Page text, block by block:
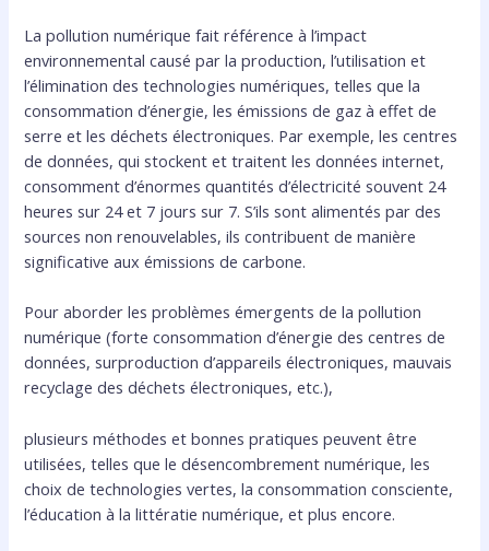
La pollution numérique fait référence à l’impact
environnemental causé par la production, l’utilisation et
l’élimination des technologies numériques, telles que la
consommation d’énergie, les émissions de gaz à effet de
serre et les déchets électroniques. Par exemple, les centres
de données, qui stockent et traitent les données internet,
consomment d’énormes quantités d’électricité souvent 24
heures sur 24 et 7 jours sur 7. S’ils sont alimentés par des
sources non renouvelables, ils contribuent de manière
significative aux émissions de carbone.
Pour aborder les problèmes émergents de la pollution
numérique (forte consommation d’énergie des centres de
données, surproduction d’appareils électroniques, mauvais
recyclage des déchets électroniques, etc.),
plusieurs méthodes et bonnes pratiques peuvent être
utilisées, telles que le désencombrement numérique, les
choix de technologies vertes, la consommation consciente,
l’éducation à la littératie numérique, et plus encore.